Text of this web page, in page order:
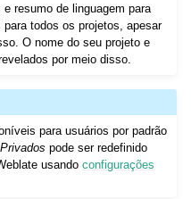
resumo de linguagem para
todos os projetos, apesar
O nome do seu projeto e
por meio disso.
para usuários por padrão
Privados pode ser redefinido
usandoconfigurações